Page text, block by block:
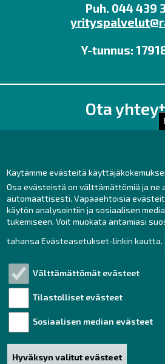
Käytämme evästeitä
Osa evästeistä on välttämättömiä ja ne
automaattisesti. Vapaaehtoisia
käytön analysointiin ja sosiaalisen
tukemiseen. Voit muokata antamiasi
tahansa Evästeasetukset-linkin kautta.
Välttämättömät evästeet
Tilastolliset evästeet
Sosiaalisen median evästeet
Hyväksyn valitut evästeet
Puh. 044 439
Y-tunnus:
Ota
Toimisto
Facebook
Instagram
LinkedIn
Tutustu!
Henkilötietojen